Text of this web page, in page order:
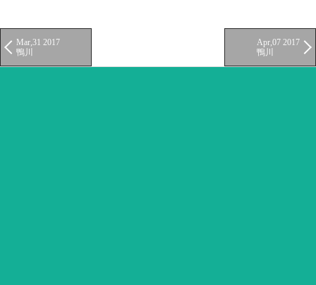
Mar,31 2017
鴨川
Apr,07 2017
鴨川